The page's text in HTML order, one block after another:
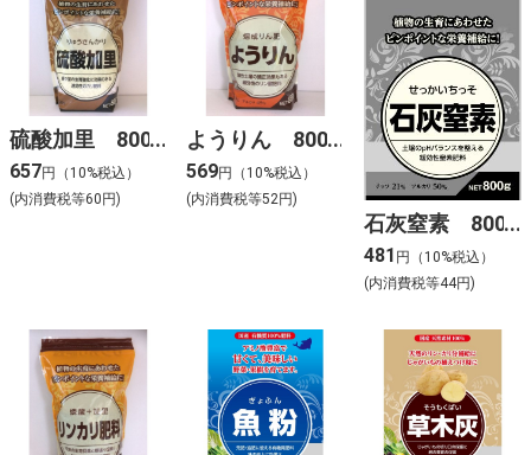
硫酸加里 800g
657円（10%税込）
(内消費税等60円)
ようりん 800g
569円（10%税込）
(内消費税等52円)
石灰窒素 800g
481 円（10%税込）
(内消費税等44円)